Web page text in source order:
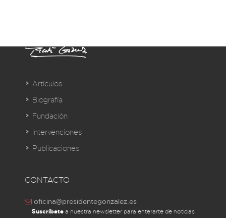
Artículos
Biografía
Fundación
Intervenciones
Publicaciones
CONTACTO
oficina@presidentegonzalez.es
Suscríbetea nuestra newsletter para enterarte de noticias